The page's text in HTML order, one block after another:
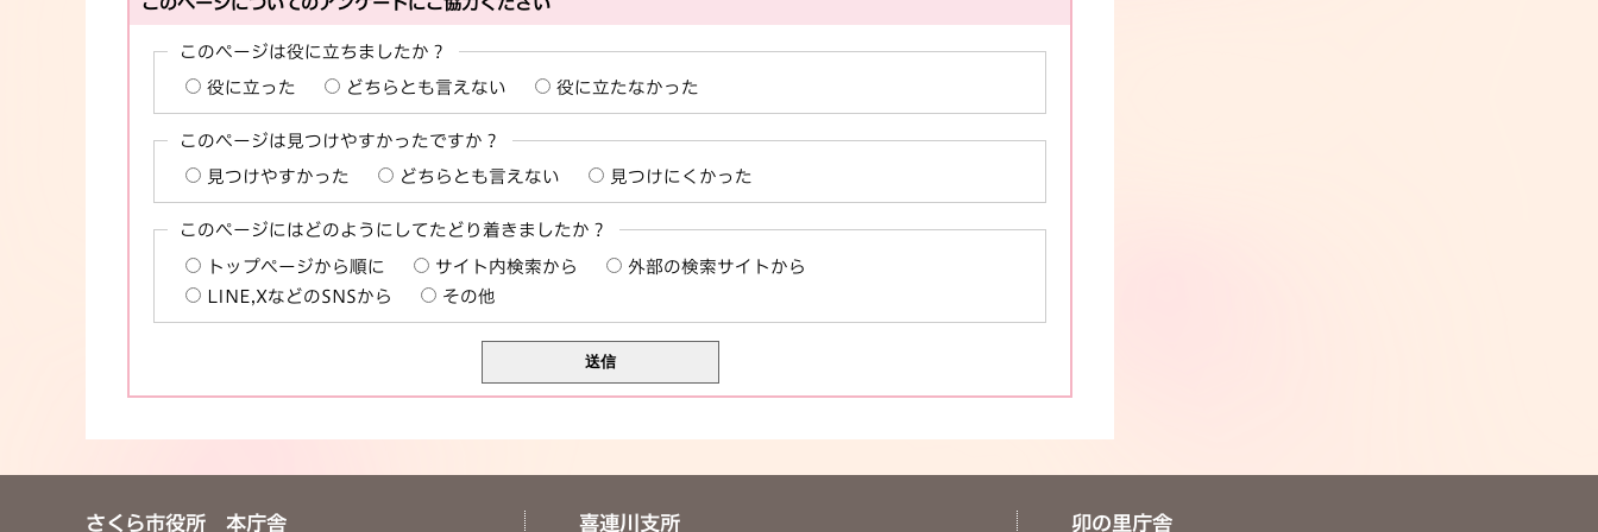
このページは役に立ちましたか？
役に立った どちらとも言えない 役に立たなかった
このページは見つけやすかったですか？
見つけやすかった どちらとも言えない 見つけにくかった
このページにはどのようにしてたどり着きましたか？
トップページから順に サイト内検索から
外部の検索サイトから
LINE,XなどのSNSから
その他
さくら市役所 本庁舎 喜連川支所 卯の里庁舎